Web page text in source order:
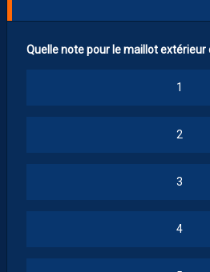
Quelle note pour le maillot extérieur
1
2
3
4